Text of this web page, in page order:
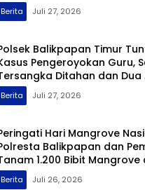
Berita Juli 27, 2026
Balikpapan Timur
Pengeroyokan Guru,
Ditahan dan Dua
dengan Hukum
Berita Juli 27, 2026
Hari Mangrove
Balikpapan dan
1.200 Bibit Mangrove
Berita Juli 26, 2026